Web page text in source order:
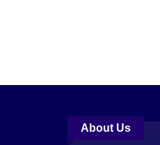
About Us